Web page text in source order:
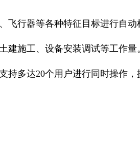
行器等各种特征目标进行自
建施工、设备安装调试等工作量
多达20个用户进行同时操作